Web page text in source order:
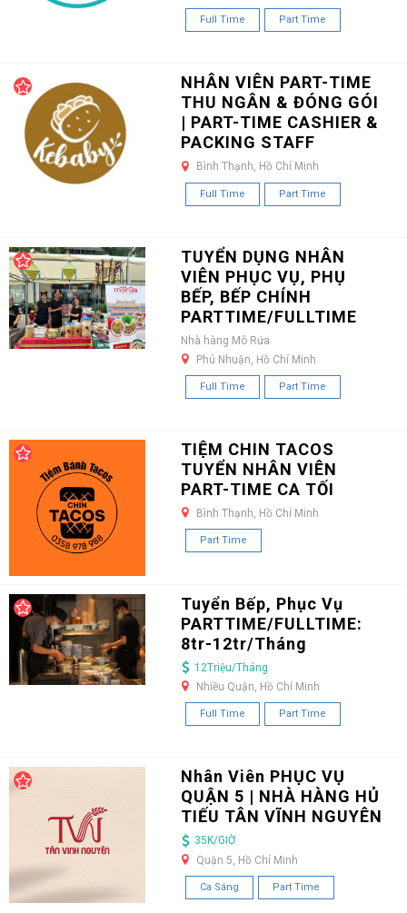
Full Time Part Time
NHÂN VIÊN PART-TIME
THU NGÂN & ĐÓNG GÓI
| PART-TIME CASHIER &
PACKING STAFF
Bình Thạnh, Hồ Chí Minh
Full Time Part Time
TUYỂN DỤNG NHÂN
VIÊN PHỤC VỤ, PHỤ
BẾP, BẾP CHÍNH
PARTTIME/FULLTIME
Nhà hàng Mô Rứa
Phú Nhuận, Hồ Chí Minh
Full Time Part Time
TIỆM CHIN TACOS
TUYỂN NHÂN VIÊN
PART-TIME CA TỐI
Bình Thạnh, Hồ Chí Minh
Part Time
Tuyển Bếp, Phục Vụ
PARTTIME/FULLTIME:
8tr-12tr/Tháng
12Triệu/Tháng
Nhiều Quận, Hồ Chí Minh
Full Time Part Time
Nhân Viên PHỤC VỤ
QUẬN 5 | NHÀ HÀNG HỦ
TIẾU TÂN VĨNH NGUYÊN
35K/GIỜ
Quận 5, Hồ Chí Minh
Ca Sáng Part Time